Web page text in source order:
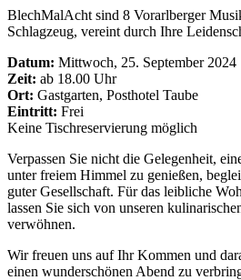
BlechMalAcht sind 8 Vorarlberger
Schlagzeug, vereint durch Ihre
Datum: Mittwoch, 25. September 2024
Zeit: ab 18.00 Uhr
Ort: Gastgarten, Posthotel Taube
Eintritt: Frei
Keine Tischreservierung möglich
Verpassen Sie nicht die Gelegenheit,
unter freiem Himmel zu genießen,
guter Gesellschaft. Für das leibliche
lassen Sie sich von unseren
verwöhnen.
Wir freuen uns auf Ihr Kommen und
einen wunderschönen Abend zu